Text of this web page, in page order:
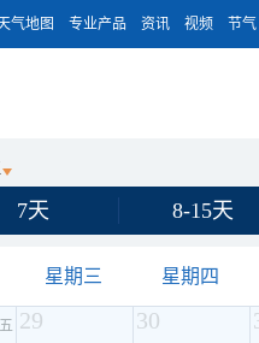
气地图 专业产品 资讯 视频 节气
7天 8-15天
星期三 星期四
29 30